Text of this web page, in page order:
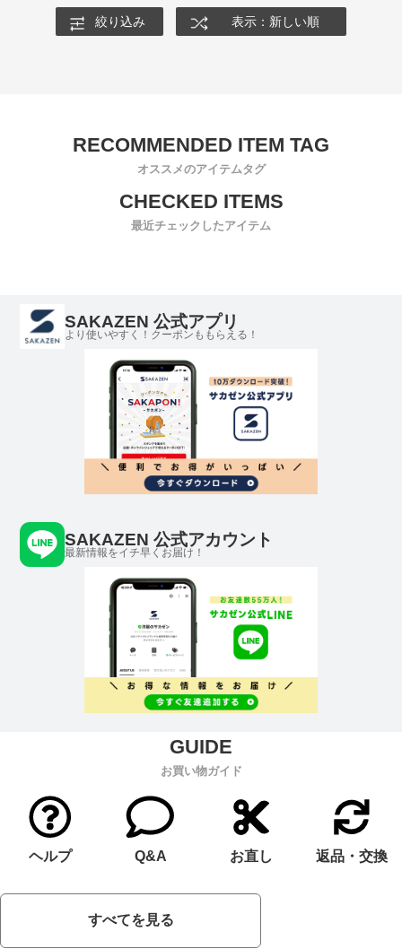
絞り込み 表示：新しい順
オススメのアイテムタグ
最近チェックしたアイテム
SAKAZEN 公式アプリ
より使いやすく！クーポンももらえる！
SAKAZEN 公式アカウント
最新情報をイチ早くお届け！
お買い物ガイド
ヘルプ Q&A お直し 返品・交換
すべてを見る